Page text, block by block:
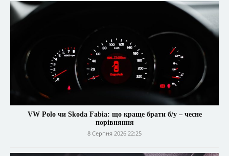
VW Polo чи Skoda Fabia: що краще брати б/у – чесне
порівняння
8 Серпня 2026 22:25